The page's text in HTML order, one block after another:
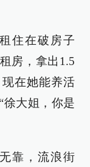
住在破房子
房，拿出1.5
在她能养活
徐大姐，你是
靠，流浪街